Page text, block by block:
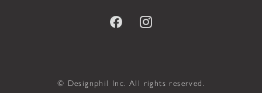
© Designphil Inc. All rights reserved.